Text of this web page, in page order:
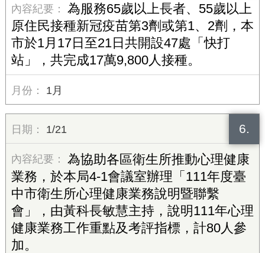
為服務65歲以上長者、55歲以上
原住民接種新冠疫苗第3劑或第1、2劑，本
市於1月17日至21日共開設47處「快打
站」，共完成17萬9,800人接種。
1月
6.
1/21
為協助各區衛生所推動心理健康
業務，於本局4-1會議室辦理「111年度臺
中市衛生所心理健康業務說明暨聯繫
會」，由黃科長敏慧主持，說明111年心理
健康業務工作重點及考評指標，計80人參
加。